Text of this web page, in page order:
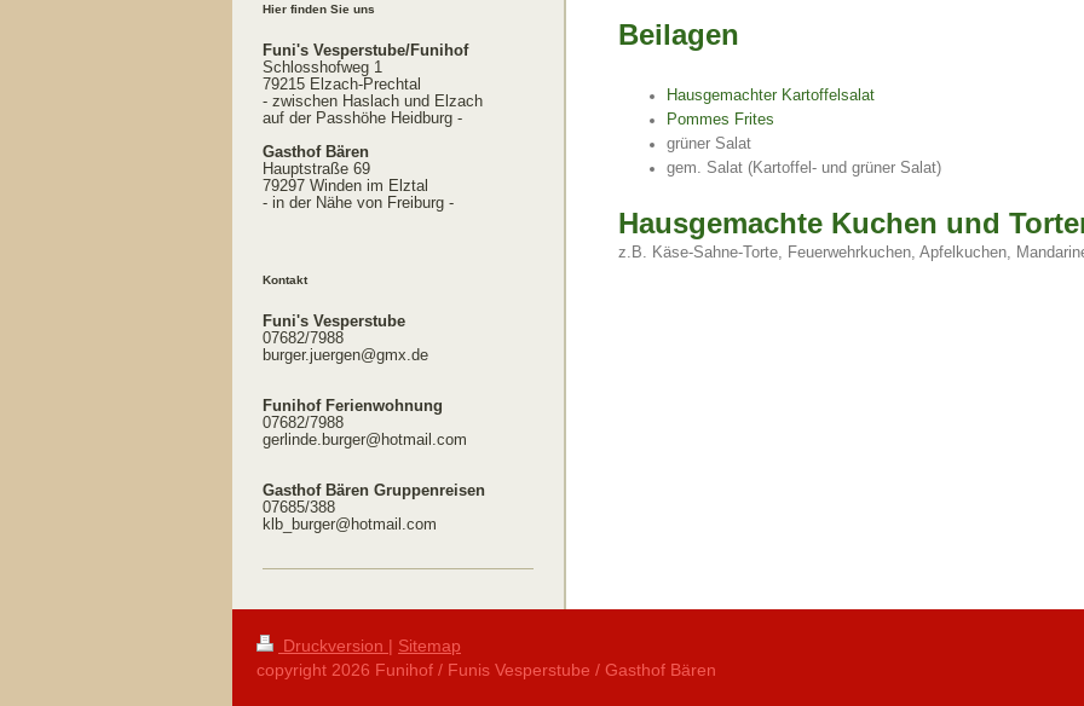
Hier finden Sie uns
Funi's Vesperstube/Funihof
Schlosshofweg 1
79215 Elzach-Prechtal
- zwischen Haslach und Elzach
auf der Passhöhe Heidburg -
Gasthof Bären
Hauptstraße 69
79297 Winden im Elztal
- in der Nähe von Freiburg -
Kontakt
Funi's Vesperstube
07682/7988
burger.juergen@gmx.de
Funihof Ferienwohnung
07682/7988
gerlinde.burger@hotmail.com
Gasthof Bären Gruppenreisen
07685/388
klb_burger@hotmail.com
Beilagen
Hausgemachter Kartoffelsalat
Pommes Frites
grüner Salat
gem. Salat (Kartoffel- und grüner Salat)
Hausgemachte Kuchen und
z.B. Käse-Sahne-Torte, Feuerwehrkuchen, Apfelkuchen,
Druckversion | Sitemap
copyright 2026 Funihof / Funis Vesperstube / Gasthof Bären